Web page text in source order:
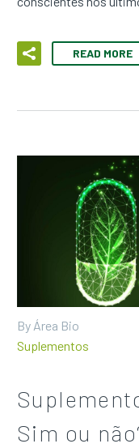
READ MORE
By Área Bio
Suplementos
Sim ou